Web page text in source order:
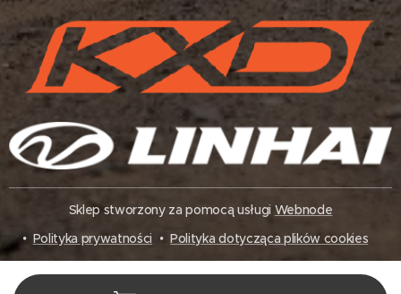
Sklep stworzony za pomocą usługi Webnode
Polityka prywatności
Polityka dotycząca plików cookies